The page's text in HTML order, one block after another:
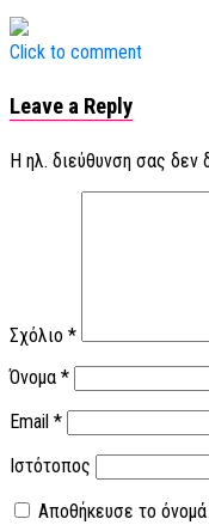
Click to comment
Leave a Reply
Η ηλ. διεύθυνση σας δεν
Σχόλιο *
Όνομα *
Email *
Ιστότοπος
Αποθήκευσε το